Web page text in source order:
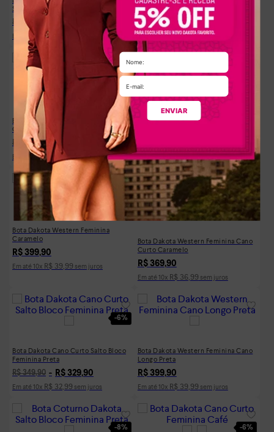
ENVIAR
Salto Bloco Preta
R$ 399 R$
Em até10 R$
Em até7 xR$ 31,41 sem juros
-12%
Bota Dakota Feminina Cano Curto
Couro Legítimo Castanho
R$ 339,90 R$
Em até10xR$29,99sem juros
Bota Dakota Cano Curto Couro
Em até10xR$29,99sem juros
Bota Dakota Western Feminina
Caramelo
R$ 399,90
Em até 10x R$ 39,99 sem juros
Bota Dakota Western Feminina Cano
Curto Caramelo
R$ 369,90
Em até 10x R$ 36,99 sem juros
-6%
Bota Dakota Cano Curto Salto Bloco
Feminina Preta
R$ 349,90 R$ 329,90
Em até 10x R$ 32,99 sem juros
Bota Dakota Western Feminina Cano
Longo Preta
R$ 399,90
Em até 10x R$ 39,99 sem juros
-8% -6%